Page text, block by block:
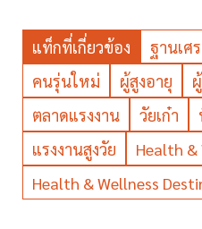
แท็กที่เกี่ยวข้อง ฐานเศ
คนรุ่นใหม่
ผู้สูงอายุ
ตลาดแรงงาน
วัยเก๋า
แรงงานสูงวัย
Health &
Health & Wellness